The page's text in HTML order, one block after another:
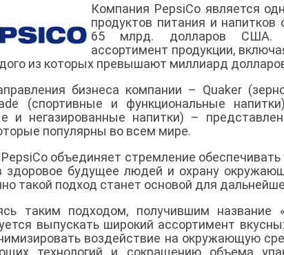
Компания PepsiCo является
продуктов питания и
65 млрд. долларов США.
ассортимент продукции,
из которых превышают миллиард
бизнеса компании – Quaker
(спортивные и функциональные
и негазированные напитки) –
популярны во всем мире.
объединяет стремление
здоровое будущее людей и охрану
такой подход станет основой для
таким подходом, получившим название
выпускать широкий ассортимент
воздействие на окружающую
технологий и сокращению объема